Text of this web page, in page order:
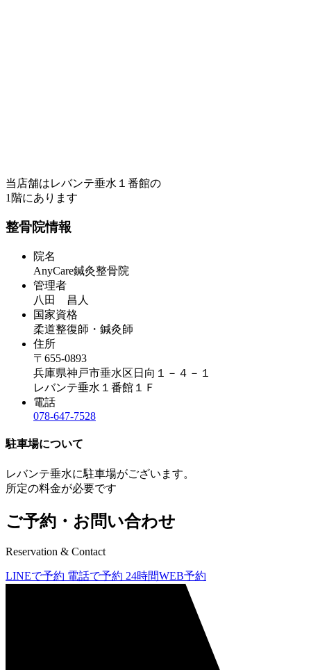
当店舗はレバンテ垂水１番館の
1階にあります
整骨院情報
院名
AnyCare鍼灸整骨院
管理者
八田 昌人
国家資格
柔道整復師・鍼灸師
住所
〒655-0893
兵庫県神戸市垂水区日向１－４－１
レバンテ垂水１番館１Ｆ
電話
078-647-7528
駐車場について
レバンテ垂水に駐車場がございます。
所定の料金が必要です
ご予約・お問い合わせ
Reservation & Contact
LINEで予約 電話で予約 24時間WEB予約